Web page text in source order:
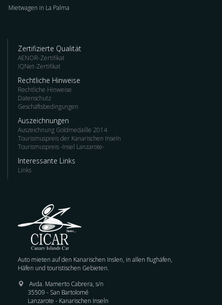
Mietwagen in La Palma
Zertifizierte Qualität
AENOR-Zertifikat
IQNet-Zertifikat
Rechtliche Hinweise
Rechtliche Hinweise
Datenschutz
Geschäftsbedingungen
Auszeichnungen
Auszeichnung Goldmedaille 2014
Tourismuspreis der Kanarischen Inseln
Tourismuspreis -Insel Lanzarote-
Interessante Links
Links
Auto mieten auf den Kanarischen Inslen, in allen flughäfen,
Häfen und touristischen Gebieten.
Avda. Mamerto Cabrera, s/n
35509 - San Bartolomé
Lanzarote - Kanarischen Inseln